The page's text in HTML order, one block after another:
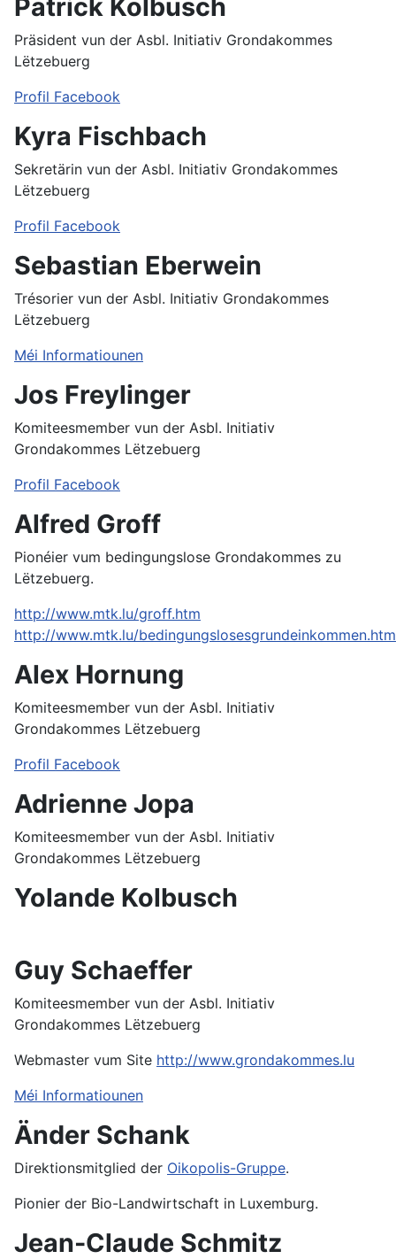
Patrick Kolbusch
Präsident vun der Asbl. Initiativ Grondakommes
Lëtzebuerg
Profil Facebook
Kyra Fischbach
Sekretärin vun der Asbl. Initiativ Grondakommes
Lëtzebuerg
Profil Facebook
Sebastian Eberwein
Trésorier vun der Asbl. Initiativ Grondakommes
Lëtzebuerg
Méi Informatiounen
Jos Freylinger
Komiteesmember vun der Asbl. Initiativ
Grondakommes Lëtzebuerg
Profil Facebook
Alfred Groff
Pionéier vum bedingungslose Grondakommes zu
Lëtzebuerg.
http://www.mtk.lu/groff.htm
http://www.mtk.lu/
Alex Hornung
Komiteesmember vun der Asbl. Initiativ
Grondakommes Lëtzebuerg
Profil Facebook
Adrienne Jopa
Komiteesmember vun der Asbl. Initiativ
Grondakommes Lëtzebuerg
Yolande Kolbusch
Guy Schaeffer
Komiteesmember vun der Asbl. Initiativ
Grondakommes Lëtzebuerg
Webmaster vum Site http://www.grondakommes.lu
Méi Informatiounen
Änder Schank
Direktionsmitglied der Oikopolis-Gruppe.
Pionier der Bio-Landwirtschaft in Luxemburg.
Jean-Claude Schmitz